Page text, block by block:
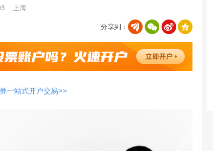
上海
分享到：
一站式开户交易>>